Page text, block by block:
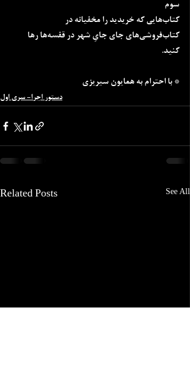
سوم
کتاب‌هایی که خریدید را مخفیانه در
کتاب‌فروشی‌های جای جایِ شهر در قفسه‌ها رها
کنید.
* با احترام به همایون سیریزی
دستور اجرا- سری اول
Related Posts See All